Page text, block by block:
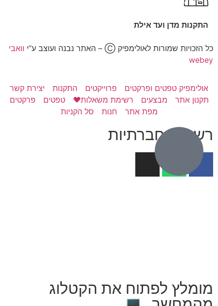
רשתות חברתיות
התקנות מדן ועד אילת
כל הזכויות שמורות לאולימפיק Ⓒ – האתר נבנה ועוצב ע”י
וואבי
webey
אולימפיק טפטים ופרקטים פרוייקטים התקנות
יצירת קשר
תקנון אתר
מבצעים רשימת משאלות❤️ טפטים
פרקטים
מפת אתר
חנות סל הקניות
מומלץ לפתוח את הקטלוג